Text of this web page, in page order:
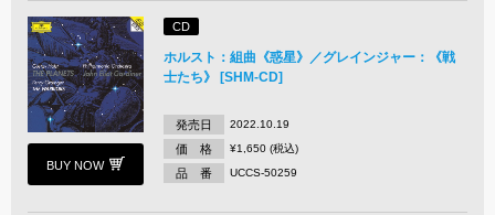
BUY NOW
CD
ホルスト：組曲《惑星》／グレインジャー：《戦
士たち》 [SHM-CD]
発売日 2022.10.19
価 格 ¥1,650 (税込)
品 番 UCCS-50259